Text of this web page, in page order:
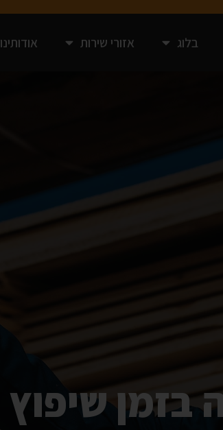
בלוג אזורי שירות אודותינו
בזמן שיפוץ